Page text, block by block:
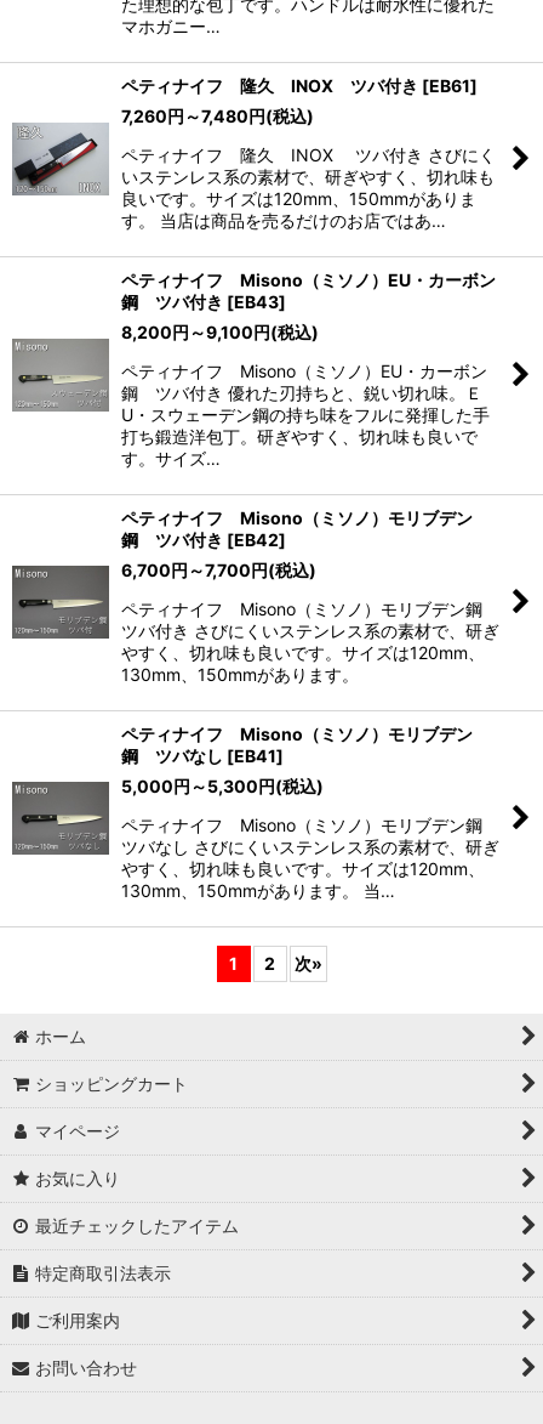
マホガニー…
ペティナイフ 隆久 INOX ツバ付き [EB61]
7,260円 ～7,480円(税込)
ペティナイフ 隆久 INOX ツバ付き さびにく
いステンレス系の素材で、研ぎやすく、切れ味も
良いです。サイズは120mm、150mmがありま
す。 当店は商品を売るだけのお店ではあ…
ペティナイフ Misono（ミソノ）EU・カーボン
鋼 ツバ付き [EB43]
8,200円 ～9,100円(税込)
ペティナイフ Misono（ミソノ）EU・カーボン
鋼 ツバ付き 優れた刃持ちと、鋭い切れ味。Ｅ
U・スウェーデン鋼の持ち味をフルに発揮した手
打ち鍛造洋包丁。研ぎやすく、切れ味も良いで
す。サイズ…
ペティナイフ Misono（ミソノ）モリブデン
鋼 ツバ付き [EB42]
6,700円 ～7,700円(税込)
ペティナイフ Misono（ミソノ）モリブデン鋼
ツバ付き さびにくいステンレス系の素材で、研ぎ
やすく、切れ味も良いです。サイズは120mm、
130mm、150mmがあります。
ペティナイフ Misono（ミソノ）モリブデン
鋼 ツバなし [EB41]
5,000円 ～5,300円(税込)
ペティナイフ Misono（ミソノ）モリブデン鋼
ツバなし さびにくいステンレス系の素材で、研ぎ
やすく、切れ味も良いです。サイズは120mm、
130mm、150mmがあります。 当…
1 2 次»
ホーム
ショッピングカート
マイページ
お気に入り
最近チェックしたアイテム
特定商取引法表示
ご利用案内
お問い合わせ